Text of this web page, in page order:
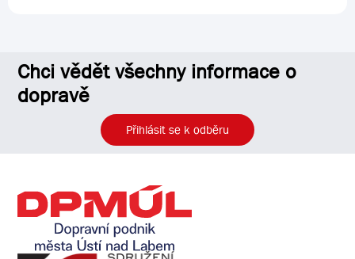
Chci vědět všechny informace o
dopravě
Přihlásit se k odběru